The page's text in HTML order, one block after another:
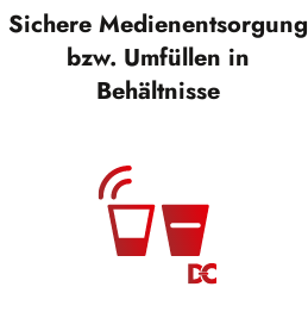
Sichere Medienentsorgung
bzw. Umfüllen in
Behältnisse